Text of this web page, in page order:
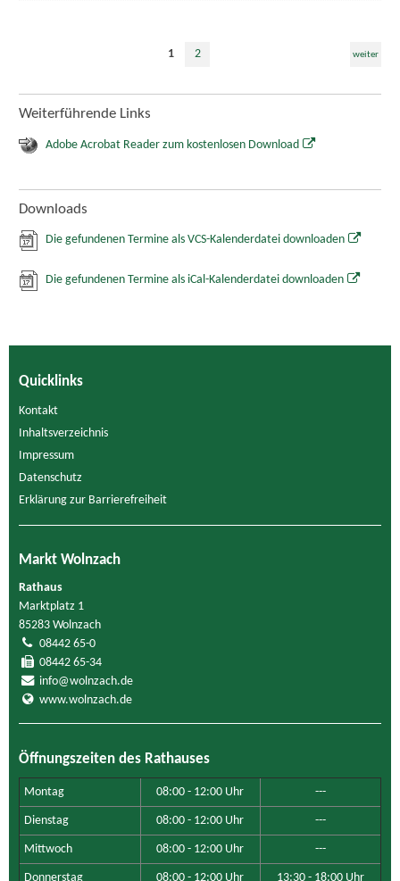
1 2 weiter
Weiterführende Links
Adobe Acrobat Reader zum kostenlosen Download
Downloads
Die gefundenen Termine als VCS-Kalenderdatei downloaden
Die gefundenen Termine als iCal-Kalenderdatei downloaden
Quicklinks
Kontakt
Inhaltsverzeichnis
Impressum
Datenschutz
Erklärung zur Barrierefreiheit
Markt Wolnzach
Rathaus
Marktplatz 1
85283 Wolnzach
08442 65-0
08442 65-34
info@wolnzach.de
www.wolnzach.de
Öffnungszeiten des Rathauses
Montag 08:00 - 12:00 Uhr ---
Dienstag 08:00 - 12:00 Uhr ---
Mittwoch 08:00 - 12:00 Uhr ---
Donnerstag 08:00 - 12:00 Uhr 13:30 - 18:00 Uhr